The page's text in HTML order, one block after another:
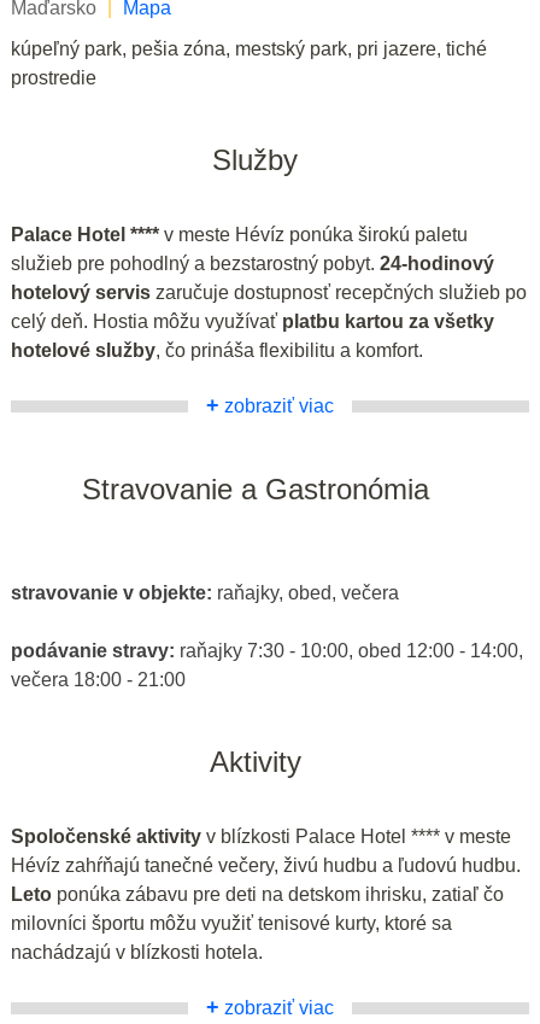
Maďarsko
Mapa
kúpeľný park, pešia zóna, mestský park, pri jazere, tiché
prostredie
Služby
Palace Hotel **** v meste Hévíz ponúka širokú paletu
služieb pre pohodlný a bezstarostný pobyt. 24-hodinový
hotelový servis zaručuje dostupnosť recepčných služieb po
celý deň. Hostia môžu využívať platbu kartou za všetky
hotelové služby, čo prináša flexibilitu a komfort.
+ zobraziť viac
Stravovanie a Gastronómia
stravovanie v objekte: raňajky, obed, večera
podávanie stravy: raňajky 7:30 - 10:00, obed 12:00 - 14:00,
večera 18:00 - 21:00
Aktivity
Spoločenské aktivity v blízkosti Palace Hotel **** v meste
Hévíz zahŕňajú tanečné večery, živú hudbu a ľudovú hudbu.
Leto ponúka zábavu pre deti na detskom ihrisku, zatiaľ čo
milovníci športu môžu využiť tenisové kurty, ktoré sa
nachádzajú v blízkosti hotela.
+ zobraziť viac